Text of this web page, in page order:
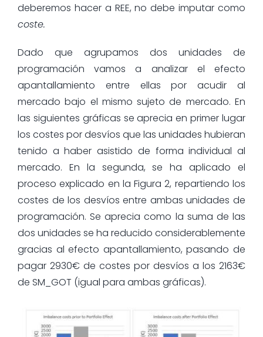
deberemos hacer a REE, no debe imputar como
coste.
Dado que agrupamos dos unidades de
programación vamos a analizar el efecto
apantallamiento entre ellas por acudir al
mercado bajo el mismo sujeto de mercado. En
las siguientes gráficas se aprecia en primer lugar
los costes por desvíos que las unidades hubieran
tenido a haber asistido de forma individual al
mercado. En la segunda, se ha aplicado el
proceso explicado en la Figura 2, repartiendo los
costes de los desvíos entre ambas unidades de
programación. Se aprecia como la suma de las
dos unidades se ha reducido considerablemente
gracias al efecto apantallamiento, pasando de
pagar 2930€ de costes por desvíos a los 2163€
de SM_GOT (igual para ambas gráficas).